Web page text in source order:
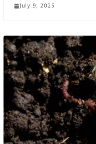
July 9, 2025